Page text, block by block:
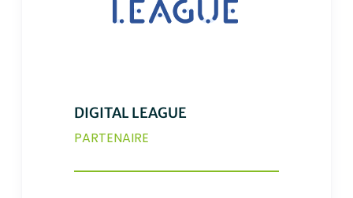
DIGITAL LEAGUE
PARTENAIRE